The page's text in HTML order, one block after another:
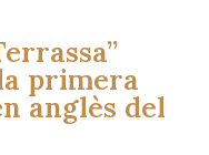
primera
anglès del